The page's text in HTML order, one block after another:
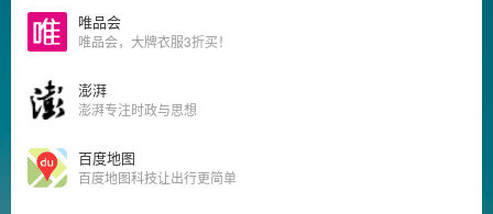
唯品会
唯品会，大牌衣服3折买！
澎湃
澎湃专注时政与思想
百度地图
百度地图科技让出行更简单